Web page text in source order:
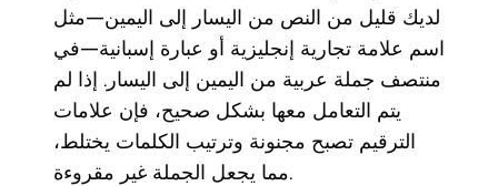
لديك قليل من النص من اليسار إلى اليمين—مثل
اسم علامة تجارية إنجليزية أو عبارة إسبانية—في
منتصف جملة عربية من اليمين إلى اليسار. إذا لم
يتم التعامل معها بشكل صحيح، فإن علامات
الترقيم تصبح مجنونة وترتيب الكلمات يختلط،
مما يجعل الجملة غير مقروءة.